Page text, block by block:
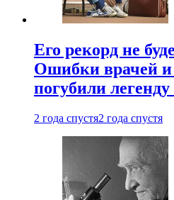
Его рекорд не
Ошибки врачей и
погубили легенду
2 года спустя2 года спустя